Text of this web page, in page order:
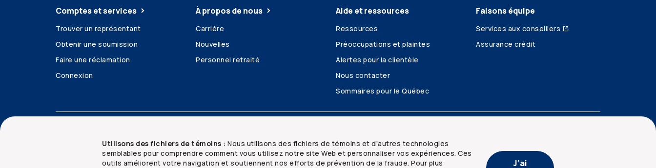
Utilisons des fichiers de témoins : Nous utilisons des fichiers de témoins et d’autres technologies
semblables pour comprendre comment vous utilisez notre site Web et personnaliser vos expériences. Ces
outils améliorent votre navigation et soutiennent nos efforts de prévention de la fraude. Pour plus
J’ai
Comptes et services
Trouver un représentant
Obtenir une soumission
Faire une réclamation
Connexion
À propos de nous
Carrière
Nouvelles
Personnel retraité
Aide et ressources
Ressources
Préoccupations et plaintes
Alertes pour la clientèle
Nous contacter
Sommaires pour le Québec
Faisons équipe
Services aux conseillers
Assurance crédit